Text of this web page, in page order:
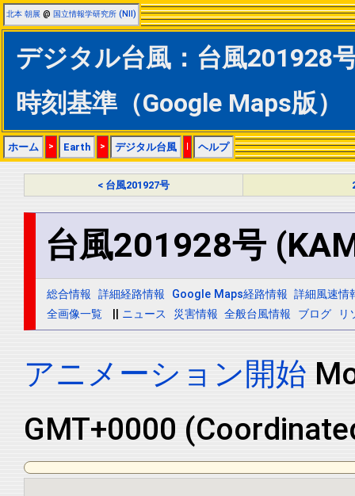
北本 朝展 @ 国立情報学研究所 (NII)
デジタル台風：台風201928
時刻基準（Google Maps版）
ホーム > Earth > デジタル台風 | ヘルプ
< 台風201927号
台風201928号
総合情報 詳細経路情報 Google Maps経路情報 詳細風速情
全画像一覧
ニュース 災害情報 全般台風情報 ブログ リ
アニメーション開始
GMT+0000